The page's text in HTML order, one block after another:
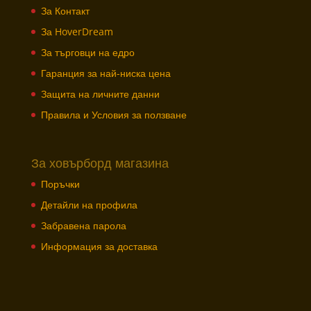
За Контакт
За HoverDream
За търговци на едро
Гаранция за най-ниска цена
Защита на личните данни
Правила и Условия за ползване
За ховърборд магазина
Поръчки
Детайли на профила
Забравена парола
Информация за доставка